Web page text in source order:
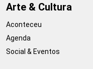
Arte & Cultura
Aconteceu
Agenda
Social & Eventos